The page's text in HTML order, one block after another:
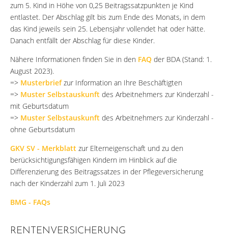
zum 5. Kind in Höhe von 0,25 Beitragssatzpunkten je Kind
entlastet. Der Abschlag gilt bis zum Ende des Monats, in dem
das Kind jeweils sein 25. Lebensjahr vollendet hat oder hätte.
Danach entfällt der Abschlag für diese Kinder.
Nähere Informationen finden Sie in den FAQ der BDA (Stand: 1.
August 2023).
=> Musterbriefzur Information an Ihre Beschäftigten
=> Muster Selbstauskunft des Arbeitnehmers zur Kinderzahl -
mit Geburtsdatum
=> Muster Selbstauskunft des Arbeitnehmers zur Kinderzahl -
ohne Geburtsdatum
GKV SV - Merkblatt zur Elterneigenschaft und zu den
berücksichtigungsfähigen Kindern im Hinblick auf die
Differenzierung des Beitragssatzes in der Pflegeversicherung
nach der Kinderzahl zum 1. Juli 2023
BMG - FAQs
RENTENVERSICHERUNG